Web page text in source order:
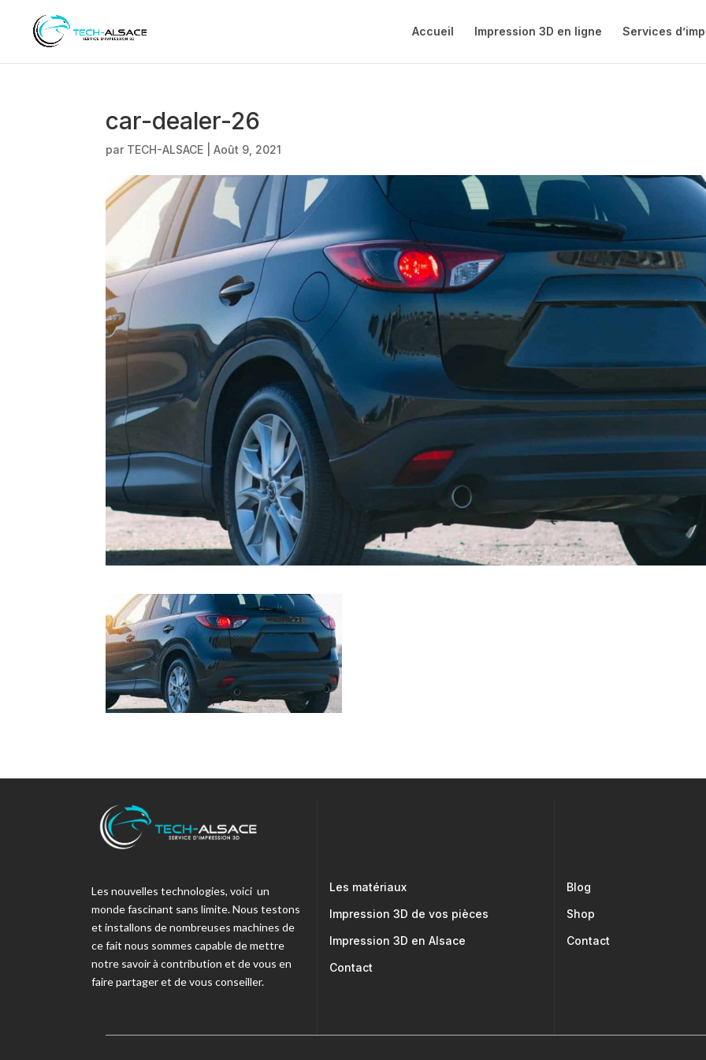
Accueil Impression 3D en ligne Services
car-dealer-26
par TECH-ALSACE |Août 9, 2021
Les nouvelles technologies, voici un
monde fascinant sans limite. Nous testons
et installons de nombreuses machines de
ce fait nous sommes capable de mettre
notre savoir à contribution et de vous en
faire partager et de vous conseiller.
Les matériaux
Impression 3D de vos pièces
Impression 3D en Alsace
Contact
Blog
Shop
Contact